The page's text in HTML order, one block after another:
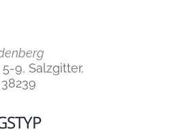
9, Salzgitter,